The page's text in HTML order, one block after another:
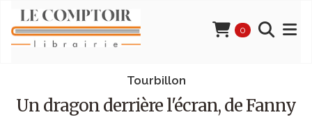
0
Tourbillon
Un dragon derrière l'écran, de Fanny